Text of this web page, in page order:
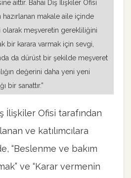
aittir. Bahai Dış İlişkiler Ofisi
hazırlanan makale aile içinde
olarak meşveretin gerekliliğini
bir karara varmak için sevgi,
da dürüst bir şekilde meşveret
değerini daha yeni yeni
bir sanattır.”
İlişkiler Ofisi tarafından
ve katılımcılara
“Beslenme ve bakım
ve “Karar vermenin